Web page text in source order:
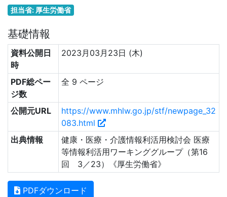
担当省: 厚生労働省
基礎情報
資料公開日
時
2023月03月23日 (木)
PDF総ペー
ジ数
全 9 ページ
公開元URL
https://www.mhlw.go.jp/stf/newpage_32
083.html
出典情報
健康・医療・介護情報利活用検討会 医療
等情報利活用ワーキンググループ（第16
回 3／23）《厚生労働省》
PDFダウンロード